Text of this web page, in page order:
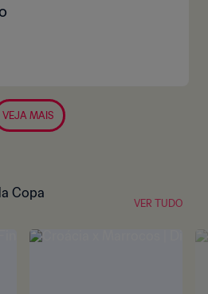
VEJA MAIS
Copa
VER TUDO